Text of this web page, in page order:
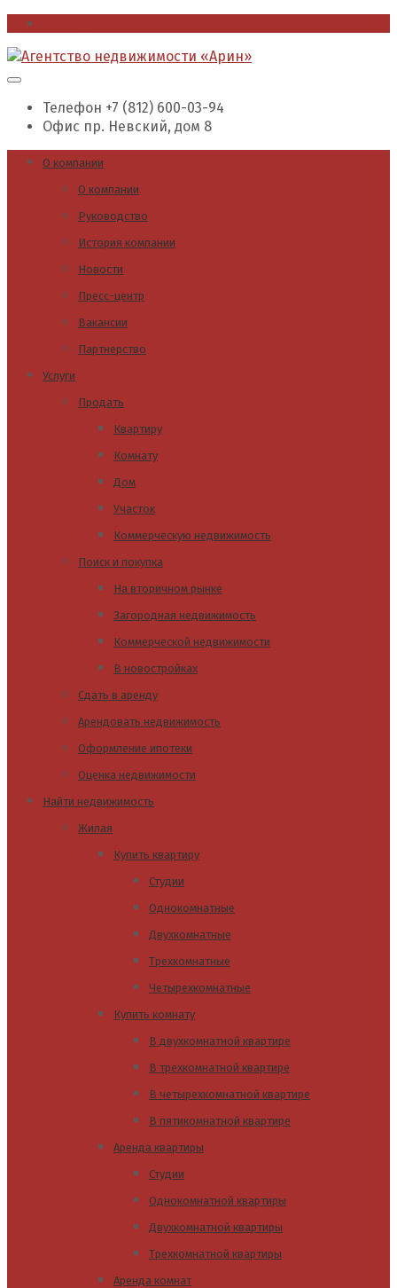
Телефон +7 (812) 600-03-94
Офис пр. Невский, дом 8
О компании
О компании
Руководство
История компании
Новости
Пресс-центр
Вакансии
Партнерство
Услуги
Продать
Квартиру
Комнату
Дом
Участок
Коммерческую недвижимость
Поиск и покупка
На вторичном рынке
Загородная недвижимость
Коммерческой недвижимости
В новостройках
Сдать в аренду
Арендовать недвижимость
Оформление ипотеки
Оценка недвижимости
Найти недвижимость
Жилая
Купить квартиру
Студии
Однокомнатные
Двухкомнатные
Трехкомнатные
Четырехкомнатные
Купить комнату
В двухкомнатной квартире
В трехкомнатной квартире
В четырехкомнатной квартире
В пятикомнатной квартире
Аренда квартиры
Студии
Однокомнатной квартиры
Двухкомнатной квартиры
Трехкомнатной квартиры
Аренда комнат